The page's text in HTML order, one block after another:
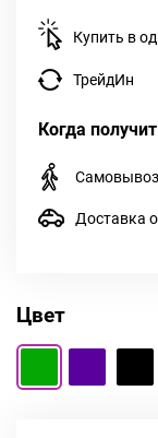
Купить в
ТрейдИн
Когда
Самовывоз
Доставка
Цвет